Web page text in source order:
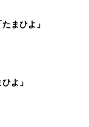
まひよ」
よ」